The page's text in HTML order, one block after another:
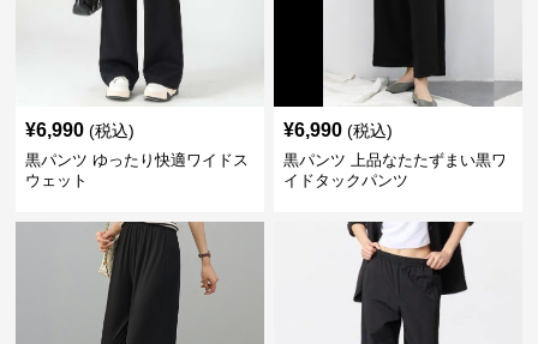
¥6,990 (税込)
黒パンツ ゆったり快適ワイドス
ウェット
¥6,990 (税込)
黒パンツ 上品なたたずまい黒ワ
イドタックパンツ